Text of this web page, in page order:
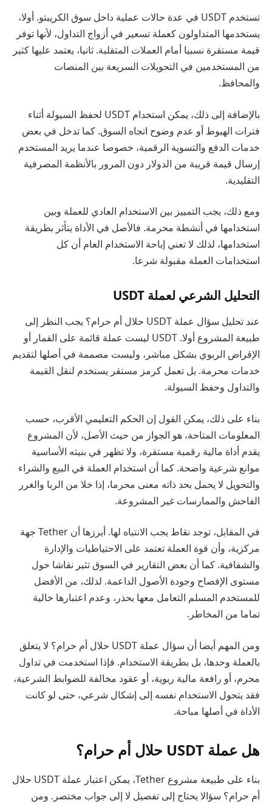
تستخدم USDT في عدة حالات عملية داخل سوق الكريبتو. أولا،
يستخدمها المتداولون كعملة تسعير في أزواج التداول، لأنها توفر
قيمة مستقرة نسبيا أمام العملات المتقلبة. ثانيا، يعتمد عليها كثير
من المستخدمين في التحويلات السريعة بين المنصات
والمحافظ.
بالإضافة إلى ذلك، يمكن استخدام USDT لحفظ السيولة أثناء
فترات الهبوط أو عدم وضوح اتجاه السوق. كما تدخل في بعض
خدمات الدفع والتسوية الرقمية، خصوصا عندما يريد المستخدم
إرسال قيمة قريبة من الدولار دون المرور بالأنظمة المصرفية
التقليدية.
ومع ذلك، يجب التمييز بين الاستخدام العادي للعملة وبين
استخدامها في أنشطة محرمة. فالأصل في الأداة يتأثر بطريقة
استخدامها، لذلك لا تعني إباحة الاستخدام العام أن كل
استخدامات العملة مقبولة شرعا.
التحليل الشرعي لعملة USDT
عند تحليل سؤال عملة USDT حلال أم حرام؟ يجب النظر إلى
طبيعة المشروع أولا. USDT ليست عملة قائمة على القمار أو
الإقراض الربوي بشكل مباشر، وليست مصممة في أصلها لتقديم
خدمات محرمة. بل تعمل كرمز مستقر يستخدم لنقل القيمة
والتداول وحفظ السيولة.
بناء على ذلك، يمكن القول إن الحكم التعليمي الأقرب، حسب
المعلومات المتاحة، هو الجواز من حيث الأصل، لأن المشروع
يقدم أداة مالية رقمية مستقرة، ولا تظهر في بنيته الأساسية
موانع شرعية واضحة. كما أن استخدام العملة في البيع والشراء
والتحويل لا يحمل بحد ذاته معنى محرما، إذا خلا من الربا والغرر
الفاحش والممارسات غير المشروعة.
في المقابل، توجد نقاط يجب الانتباه لها. أبرزها أن Tether جهة
مركزية، وأن قوة العملة تعتمد على الاحتياطيات والإدارة
والشفافية. كما أن بعض التقارير في السوق تثير نقاشا حول
مستوى الإفصاح وجودة الأصول الداعمة. لذلك، من الأفضل
للمستخدم المسلم التعامل معها بحذر، وعدم اعتبارها خالية
تماما من المخاطر.
ومن المهم أيضا أن سؤال عملة USDT حلال أم حرام؟ لا يتعلق
بالعملة وحدها، بل بطريقة الاستخدام. فإذا استخدمت في تداول
محرم، أو رافعة مالية ربوية، أو عقود مخالفة للضوابط الشرعية،
فقد يتحول الاستخدام نفسه إلى إشكال شرعي، حتى لو كانت
الأداة في أصلها مباحة.
هل عملة USDT حلال أم حرام؟
بناء على طبيعة مشروع Tether، يمكن اعتبار عملة USDT حلال
أم حرام؟ سؤالا يحتاج إلى تفصيل لا إلى جواب مختصر. ومن